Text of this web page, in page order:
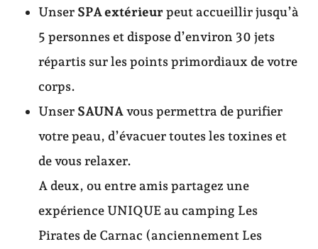
Unser SPA extérieurpeut accueillir jusqu’à
5 personnes et dispose d’environ 30 jets
répartis sur les points primordiaux de votre
corps.
Unser SAUNAvous permettra de purifier
votre peau, d’évacuer toutes les toxines et
de vous relaxer.
A deux, ou entre amis partagez une
expérience UNIQUE au camping Les
Pirates de Carnac (anciennement Les